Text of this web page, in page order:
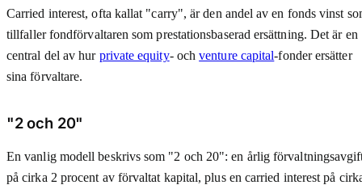
Carried interest, ofta kallat "carry", är den andel av en fonds vinst
tillfaller fondförvaltaren som prestationsbaserad ersättning. Det är en
central del av hur private equity- ochventure capital-fonder ersätter
sina förvaltare.
"2 och 20"
En vanlig modell beskrivs som "2 och 20": en årlig
på cirka 2 procent av förvaltat kapital, plus en carried interest på